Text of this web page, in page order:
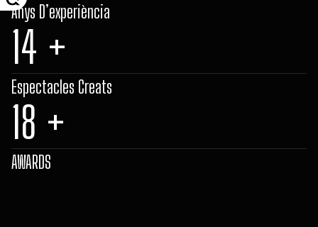
Anys D’experiència
15 +
Espectacles Creats
19 +
AWARDS